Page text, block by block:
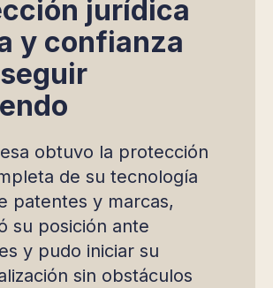
jurídica
y confianza
obtuvo la protección
de su tecnología
patentes y marcas,
su posición ante
y pudo iniciar su
sin obstáculos